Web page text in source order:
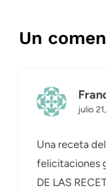
Un
julio
Una receta
felicitaciones
DE LAS